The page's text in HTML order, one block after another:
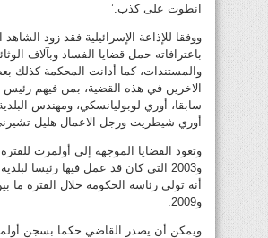
انطوت على كذب.’
ووفقا للإذاعة الإسرائيلية فقد زود
باعترافاته حمل قضايا الفساد وبآلاف
والمستندات، كما أدانت المحكمة كذلك
الاخرين في هذه القضية، بمن فيهم رئيس
سابقا، أوري لوبوليانسكي، ومهندس
أوري شيطريت ورجل الاعمال هليل
و2003 التي كان قد عمل فيها رئيسا
و2009.
ويمكن أن يصدر القاضي حكما بسجن